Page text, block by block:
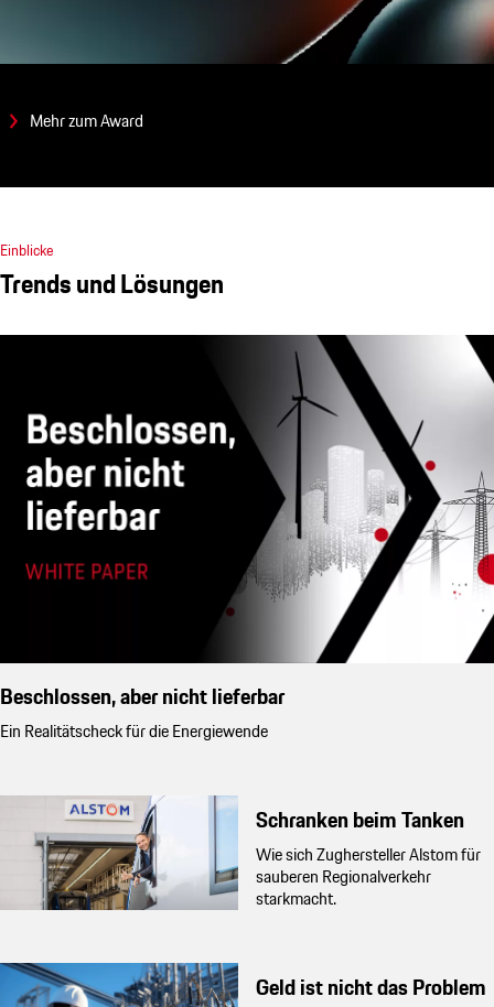
Mehr zum Award
Einblicke
Trends und Lösungen
Beschlossen, aber nicht lieferbar
Ein Realitätscheck für die Energiewende
Schranken beim Tanken
Wie sich Zughersteller Alstom für
sauberen Regionalverkehr
starkmacht.
Geld ist nicht das Problem